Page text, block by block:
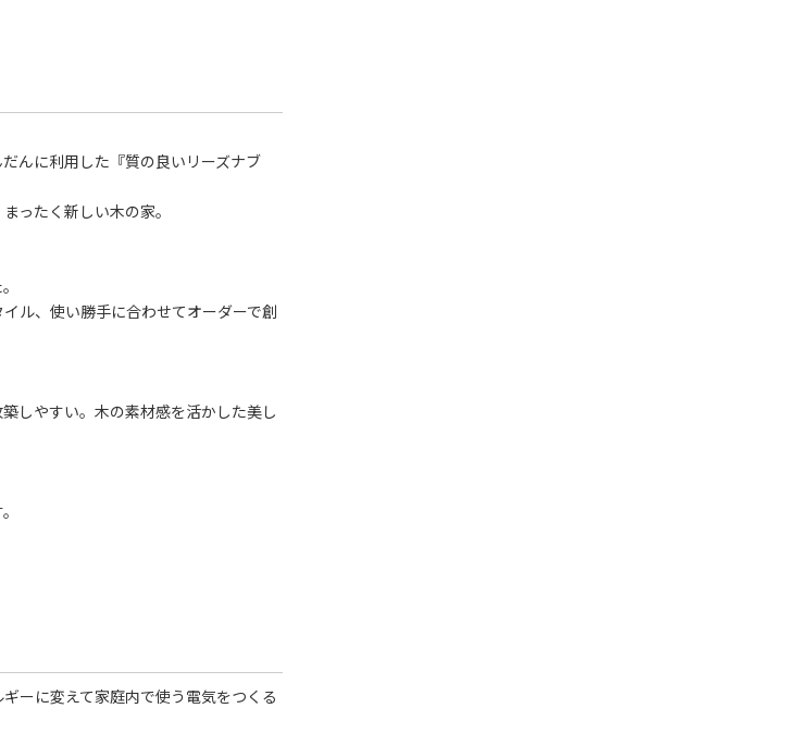
んに利用した『質の良いリーズナブ
ったく新しい木の家。
ル、使い勝手に合わせてオーダーで創
しやすい。木の素材感を活かした美し
ーに変えて家庭内で使う電気をつくる